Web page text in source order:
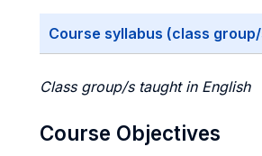
Course syllabus (class group/
Class group/s taught in English
Course Objectives